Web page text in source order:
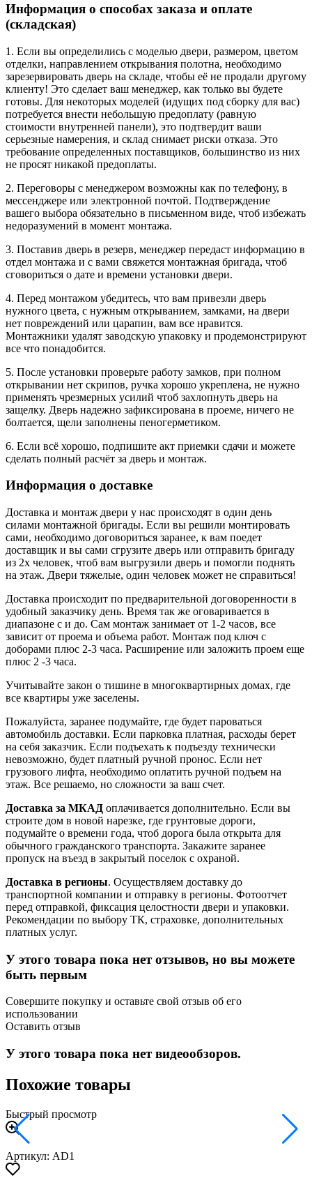
Информация о способах заказа и оплате
(складская)
1. Если вы определились с моделью двери, размером, цветом
отделки, направлением открывания полотна, необходимо
зарезервировать дверь на складе, чтобы её не продали другому
клиенту! Это сделает ваш менеджер, как только вы будете
готовы. Для некоторых моделей (идущих под сборку для вас)
потребуется внести небольшую предоплату (равную
стоимости внутренней панели), это подтвердит ваши
серьезные намерения, и склад снимает риски отказа. Это
требование определенных поставщиков, большинство из них
не просят никакой предоплаты.
2. Переговоры с менеджером возможны как по телефону, в
мессенджере или электронной почтой. Подтверждение
вашего выбора обязательно в письменном виде, чтоб избежать
недоразумений в момент монтажа.
3. Поставив дверь в резерв, менеджер передаст информацию в
отдел монтажа и с вами свяжется монтажная бригада, чтоб
сговориться о дате и времени установки двери.
4. Перед монтажом убедитесь, что вам привезли дверь
нужного цвета, с нужным открыванием, замками, на двери
нет повреждений или царапин, вам все нравится.
Монтажники удалят заводскую упаковку и продемонстрируют
все что понадобится.
5. После установки проверьте работу замков, при полном
открывании нет скрипов, ручка хорошо укреплена, не нужно
применять чрезмерных усилий чтоб захлопнуть дверь на
защелку. Дверь надежно зафиксирована в проеме, ничего не
болтается, щели заполнены пеногерметиком.
6. Если всё хорошо, подпишите акт приемки сдачи и можете
сделать полный расчёт за дверь и монтаж.
Информация о доставке
Доставка и монтаж двери у нас происходят в один день
силами монтажной бригады. Если вы решили монтировать
сами, необходимо договориться заранее, к вам поедет
доставщик и вы сами сгрузите дверь или отправить бригаду
из 2х человек, чтоб вам выгрузили дверь и помогли поднять
на этаж. Двери тяжелые, один человек может не справиться!
Доставка происходит по предварительной договоренности в
удобный заказчику день. Время так же оговаривается в
диапазоне с и до. Сам монтаж занимает от 1-2 часов, все
зависит от проема и объема работ. Монтаж под ключ с
доборами плюс 2-3 часа. Расширение или заложить проем еще
плюс 2 -3 часа.
Учитывайте закон о тишине в многоквартирных домах, где
все квартиры уже заселены.
Пожалуйста, заранее подумайте, где будет пароваться
автомобиль доставки. Если парковка платная, расходы берет
на себя заказчик. Если подъехать к подъезду технически
невозможно, будет платный ручной пронос. Если нет
грузового лифта, необходимо оплатить ручной подъем на
этаж. Все решаемо, но сложности за ваш счет.
Доставка за МКАД оплачивается дополнительно. Если вы
строите дом в новой нарезке, где грунтовые дороги,
подумайте о времени года, чтоб дорога была открыта для
обычного гражданского транспорта. Закажите заранее
пропуск на въезд в закрытый поселок с охраной.
Доставка в регионы. Осуществляем доставку до
транспортной компании и отправку в регионы. Фотоотчет
перед отправкой, фиксация целостности двери и упаковки.
Рекомендации по выбору ТК, страховке, дополнительных
платных услуг.
У этого товара пока нет отзывов, но вы можете
быть первым
Совершите покупку и оставьте свой отзыв об его
использовании
Оставить отзыв
У этого товара пока нет видеообзоров.
Похожие товары
Быстрый просмотр
Артикул: AD1